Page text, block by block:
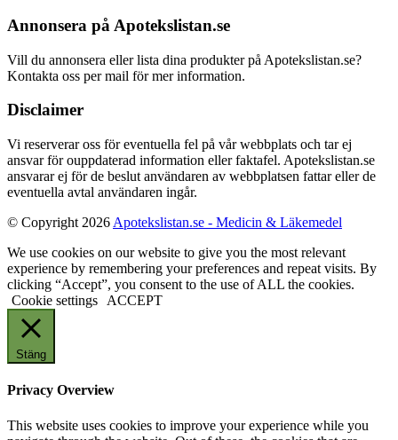
Annonsera på Apotekslistan.se
Vill du annonsera eller lista dina produkter på Apotekslistan.se?
Kontakta oss per mail för mer information.
Disclaimer
Vi reserverar oss för eventuella fel på vår webbplats och tar ej
ansvar för ouppdaterad information eller faktafel. Apotekslistan.se
ansvarar ej för de beslut användaren av webbplatsen fattar eller de
eventuella avtal användaren ingår.
© Copyright 2026 Apotekslistan.se - Medicin & Läkemedel
We use cookies on our website to give you the most relevant
experience by remembering your preferences and repeat visits. By
clicking “Accept”, you consent to the use of ALL the cookies.
Cookie settings
ACCEPT
Stäng
Privacy Overview
This website uses cookies to improve your experience while you